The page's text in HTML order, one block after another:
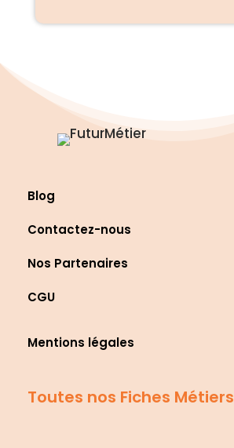
Blog
Contactez-nous
Nos Partenaires
CGU
Mentions légales
Toutes nos Fiches Métiers